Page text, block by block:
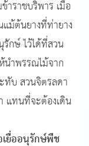
าราชบริพาร เมื่อ
ม้ต้นยางที่ท่ายาง
กษ์ ไว้ได้ที่สวน
นำพรรณไม้จาก
ทับ สวนจิตรลดา
แทนที่จะต้องเดิน
เยื่ออนุรักษ์พืช